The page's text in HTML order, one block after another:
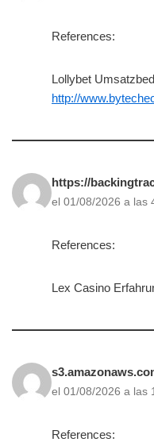
References:
Lollybet
http://
https://
el 01/08/2026 a las
References:
Lex Casino
el 01/08/2026 a las
References: